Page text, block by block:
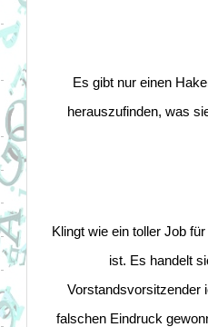
Es gibt nur einen
herauszufinden, was
Klingt wie ein toller Job
ist. Es handelt
Vorstandsvorsitzender
falschen Eindruck